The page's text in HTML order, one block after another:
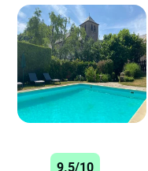
9.5/10